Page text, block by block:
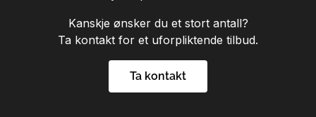
Kanskje ønsker du et stort antall?
Ta kontakt for et uforpliktende tilbud.
Ta kontakt